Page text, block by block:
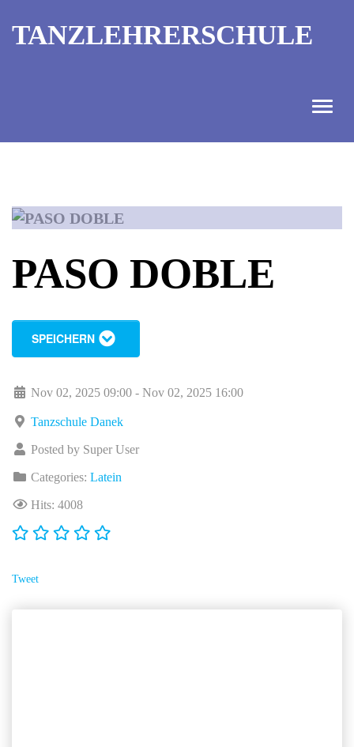
TANZLEHRERSCHULE
KONTAKT
TANZMEISTER
PASO DOBLE
SPEICHERN
Nov 02, 2025 09:00 - Nov 02, 2025 16:00
Tanzschule Danek
Posted by Super User
Categories: Latein
Hits: 4008
Tweet